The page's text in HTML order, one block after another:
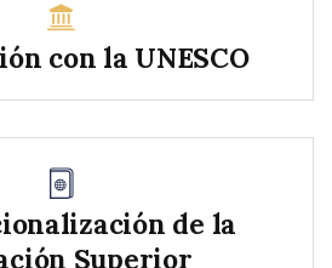
con la UNESCO
de la
Superior